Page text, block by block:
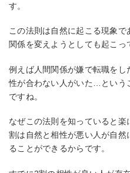
す。
この法則は自然に起こる現象
関係を変えようとしても起こっ
例えば人間関係が嫌で転職を
性が合わない人がいた…という
ですね。
なぜこの法則を知っていると
割は自然と相性が悪い人が自
ることができるからです。